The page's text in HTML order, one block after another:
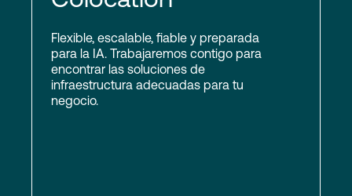
Flexible, escalable, fiable y preparada
para la IA. Trabajaremos contigo para
encontrar las soluciones de
infraestructura adecuadas para tu
negocio.